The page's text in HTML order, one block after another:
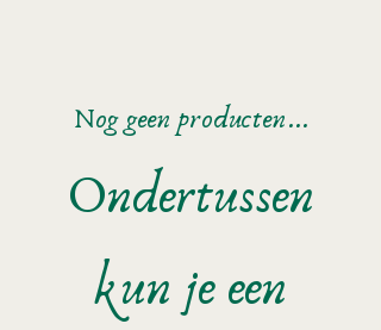
Nog geen producten...
Ondertussen
kun je een